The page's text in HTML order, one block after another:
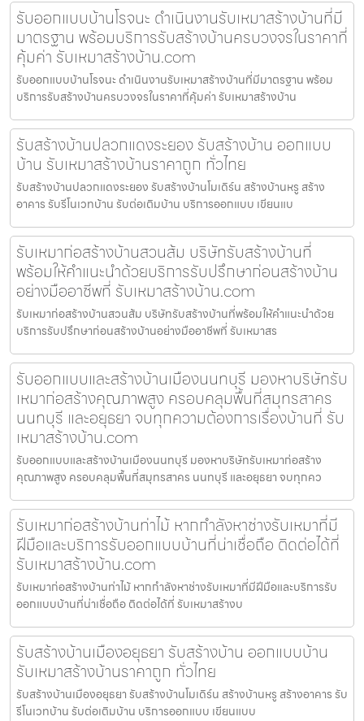
รับออกแบบบ้านโรจนะ ดำเนินงานรับเหมาสร้างบ้านที่มี
มาตรฐาน พร้อมบริการรับสร้างบ้านครบวงจรในราคาที่
คุ้มค่า รับเหมาสร้างบ้าน.com
รับออกแบบบ้านโรจนะ ดำเนินงานรับเหมาสร้างบ้านที่มีมาตรฐาน พร้อม
บริการรับสร้างบ้านครบวงจรในราคาที่คุ้มค่า รับเหมาสร้างบ้าน
รับสร้างบ้านปลวกแดงระยอง รับสร้างบ้าน ออกแบบ
บ้าน รับเหมาสร้างบ้านราคาถูก ทั่วไทย
รับสร้างบ้านปลวกแดงระยอง รับสร้างบ้านโมเดิร์น สร้างบ้านหรู สร้าง
อาคาร รับรีโนเวทบ้าน รับต่อเติมบ้าน บริการออกแบบ เขียนแบ
รับเหมาก่อสร้างบ้านสวนส้ม บริษัทรับสร้างบ้านที่
พร้อมให้คำแนะนำด้วยบริการรับปรึกษาก่อนสร้างบ้าน
อย่างมืออาชีพที่ รับเหมาสร้างบ้าน.com
รับเหมาก่อสร้างบ้านสวนส้ม บริษัทรับสร้างบ้านที่พร้อมให้คำแนะนำด้วย
บริการรับปรึกษาก่อนสร้างบ้านอย่างมืออาชีพที่ รับเหมาสร
รับออกแบบและสร้างบ้านเมืองนนทบุรี มองหาบริษัทรับ
เหมาก่อสร้างคุณภาพสูง ครอบคลุมพื้นที่สมุทรสาคร
นนทบุรี และอยุธยา จบทุกความต้องการเรื่องบ้านที่ รับ
เหมาสร้างบ้าน.com
รับออกแบบและสร้างบ้านเมืองนนทบุรี มองหาบริษัทรับเหมาก่อสร้าง
คุณภาพสูง ครอบคลุมพื้นที่สมุทรสาคร นนทบุรี และอยุธยา จบทุกคว
รับเหมาก่อสร้างบ้านท่าไม้ หากกำลังหาช่างรับเหมาที่มี
ฝีมือและบริการรับออกแบบบ้านที่น่าเชื่อถือ ติดต่อได้ที่
รับเหมาสร้างบ้าน.com
รับเหมาก่อสร้างบ้านท่าไม้ หากกำลังหาช่างรับเหมาที่มีฝีมือและบริการรับ
ออกแบบบ้านที่น่าเชื่อถือ ติดต่อได้ที่ รับเหมาสร้างบ
รับสร้างบ้านเมืองอยุธยา รับสร้างบ้าน ออกแบบบ้าน
รับเหมาสร้างบ้านราคาถูก ทั่วไทย
รับสร้างบ้านเมืองอยุธยา รับสร้างบ้านโมเดิร์น สร้างบ้านหรู สร้างอาคาร รับ
รีโนเวทบ้าน รับต่อเติมบ้าน บริการออกแบบ เขียนแบบ